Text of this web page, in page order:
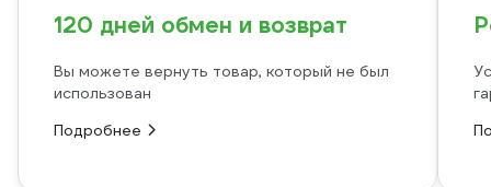
120 дней обмен и возврат
Вы можете вернуть товар, который не был
использован
Подробнее